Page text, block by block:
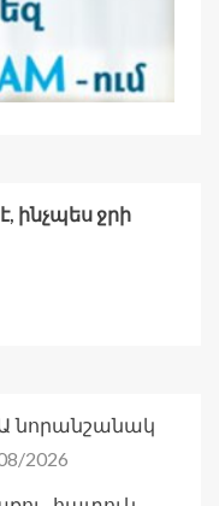
ինչպես ջրի
նորանշանակ
2026